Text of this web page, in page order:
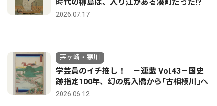
時代の柳島は、入り江がある湊町だった!?
2026.07.17
茅ヶ崎・寒川
学芸員のイチ推し！ －連載 Vol.43－国史
跡指定100年、幻の馬入橋から｢古相模川｣へ
2026.06.12